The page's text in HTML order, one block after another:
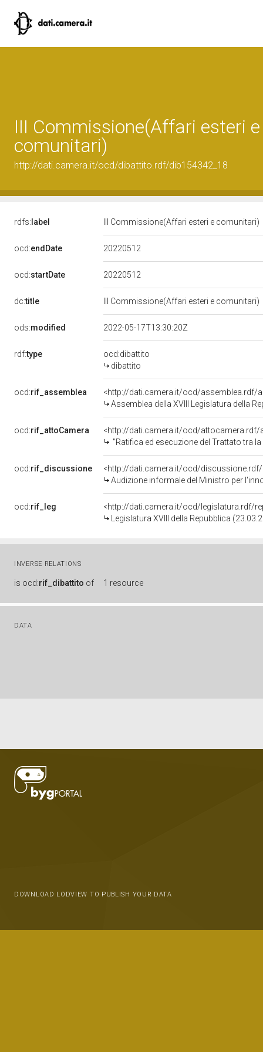
III Commissione(Affari esteri e
comunitari)
http://dati.camera.it/ocd/dibattito.rdf/dib154342_18
rdfs: label III Commissione(Affari esteri e comunitari)
ocd:endDate 20220512
ocd:startDate 20220512
dc:title III Commissione(Affari esteri e comunitari)
ods:modified 2022-05-17T13:30:20Z
rdf:type
ocd:dibattito
dibattito
ocd:rif_assemblea
<http://dati.camera.it/ocd/assemblea.rdf/
Assemblea della XVIII Legislatura della
ocd:rif_attoCamera
<http://dati.camera.it/ocd/attocamera.rdf/
"Ratifica ed esecuzione del Trattato tra la Repubblica
ocd:rif_discussione
<http://dati.camera.it/ocd/discussione.rdf/
Audizione informale del Ministro per l'innovazione
ocd:rif_leg
<http://dati.camera.it/ocd/legislatura.rdf/
Legislatura XVIII della Repubblica
INVERSE RELATIONS
is ocd:rif_dibattito of 1 resource
DATA
DOWNLOAD LODVIEW TO PUBLISH YOUR DATA